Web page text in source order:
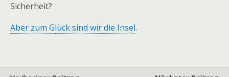
Sicherheit?
Aber zum Glück sind wir die Insel.